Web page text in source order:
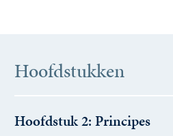
Hoofdstukken
Hoofdstuk 2: Principes